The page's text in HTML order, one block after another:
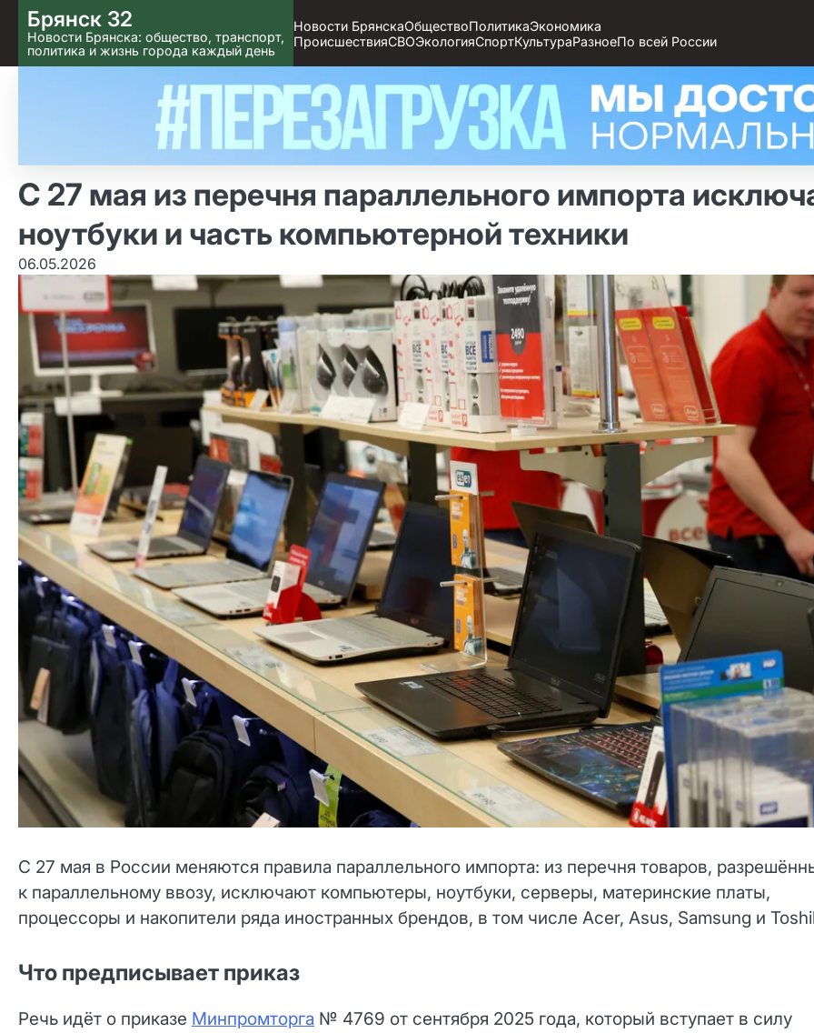
Skip
to content
Брянск 32
Новости Брянска: общество, транспорт,
политика и жизнь города каждый день
Новости БрянскаОбществоПолитикаЭкономика
ПроисшествияСВОЭкологияСпортКультураРазноеПо всей России
С 27 мая из перечня параллельного импорта
ноутбуки и часть компьютерной техники
06.05.2026
С 27 мая в России меняются правила параллельного импорта: из перечня товаров,
к параллельному ввозу, исключают компьютеры, ноутбуки, серверы, материнские платы,
процессоры и накопители ряда иностранных брендов, в том числе Acer, Asus, Samsung и
Что предписывает приказ
Речь идёт о приказе Минпромторга № 4769 от сентября 2025 года, который вступает в силу